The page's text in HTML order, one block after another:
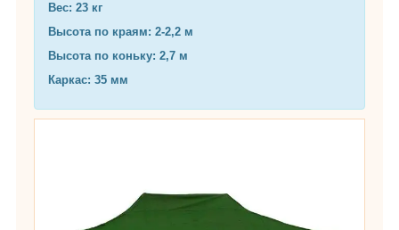
Вес: 23 кг
Высота по краям: 2-2,2 м
Высота по коньку: 2,7 м
Каркас: 35 мм